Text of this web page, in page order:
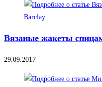
Вязаные жакеты
29.09.2017